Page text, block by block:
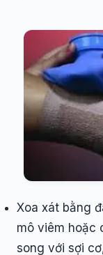
Xoa xát bằng
mô viêm hoặc
song với sợi